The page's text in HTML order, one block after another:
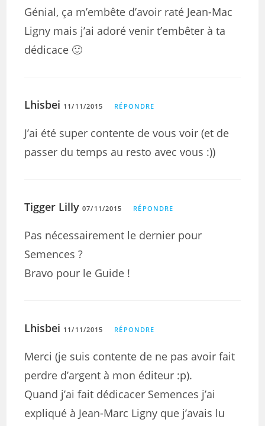
Génial, ça m’embête d’avoir raté Jean-Mac
Ligny mais j’ai adoré venir t’embêter à ta
dédicace 🙂
Lhisbei 11/11/2015 RÉPONDRE
J’ai été super contente de vous voir (et de
passer du temps au resto avec vous :))
Tigger Lilly 07/11/2015 RÉPONDRE
Pas nécessairement le dernier pour
Semences ?
Bravo pour le Guide !
Lhisbei 11/11/2015 RÉPONDRE
Merci (je suis contente de ne pas avoir fait
perdre d’argent à mon éditeur :p).
Quand j’ai fait dédicacer Semences j’ai
expliqué à Jean-Marc Ligny que j’avais lu